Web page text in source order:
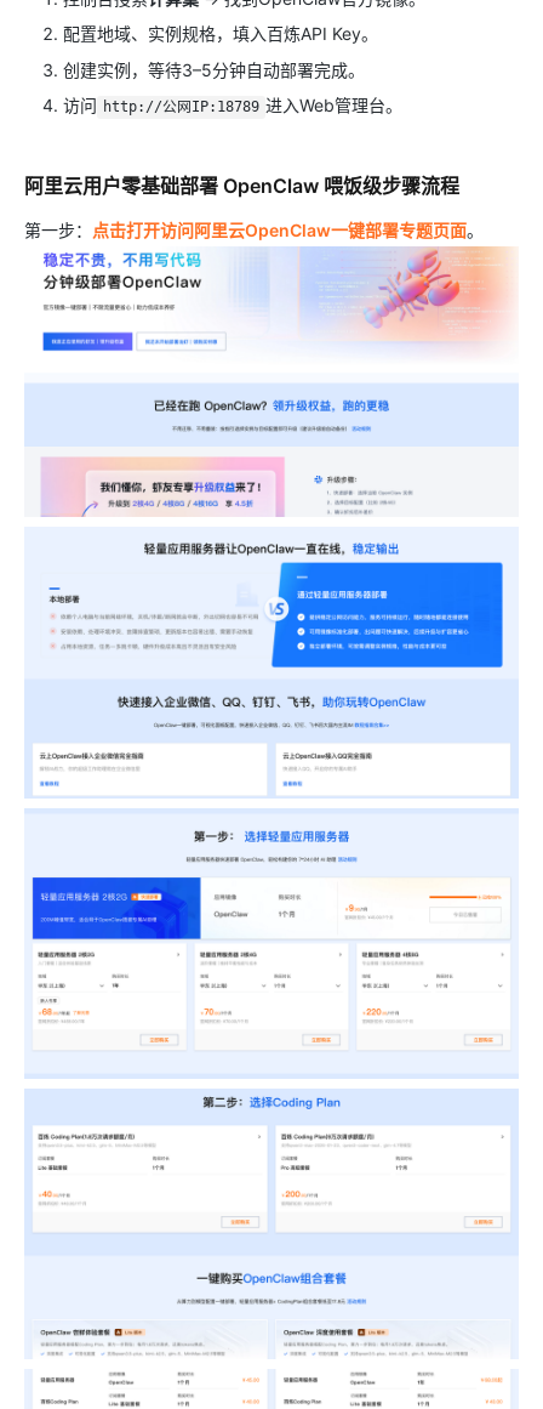
配置地域、实例规格，填入百炼API Key。
创建实例，等待3–5分钟自动部署完成。
访问 http://公网IP:18789 进入Web管理台。
阿里云用户零基础部署 OpenClaw 喂饭级步骤流程
第一步： 点击打开访问阿里云OpenClaw一键部署专题页面。